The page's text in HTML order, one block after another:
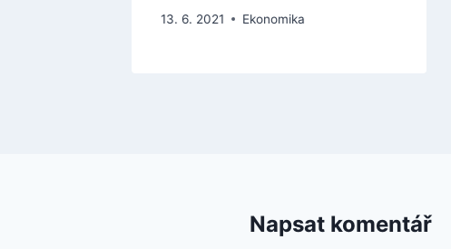
13. 6. 2021 Ekonomika
Napsat komentář